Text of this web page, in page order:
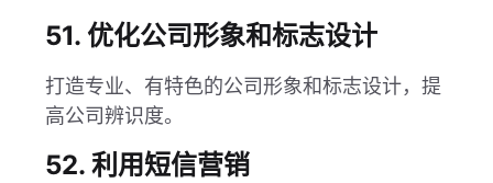
51. 优化公司形象和标志设计
打造专业、有特色的公司形象和标志设计，提
高公司辨识度。
52. 利用短信营销